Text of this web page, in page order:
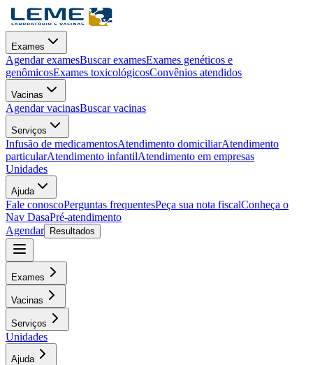
Exames
Agendar examesBuscar examesExames genéticos e
genômicosExames toxicológicosConvênios atendidos
Vacinas
Agendar vacinasBuscar vacinas
Serviços
Infusão de medicamentosAtendimento domiciliarAtendimento
particularAtendimento infantilAtendimento em empresas
Unidades
Ajuda
Fale conoscoPerguntas frequentesPeça sua nota fiscalConheça o
Nav DasaPré-atendimento
Agendar
Resultados
Exames
Vacinas
Serviços
Unidades
Ajuda